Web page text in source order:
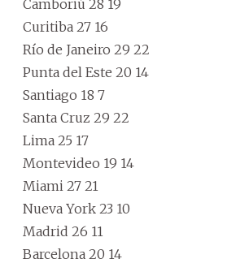
Camboriú 28 19
Curitiba 27 16
Río de Janeiro 29 22
Punta del Este 20 14
Santiago 18 7
Santa Cruz 29 22
Lima 25 17
Montevideo 19 14
Miami 27 21
Nueva York 23 10
Madrid 26 11
Barcelona 20 14